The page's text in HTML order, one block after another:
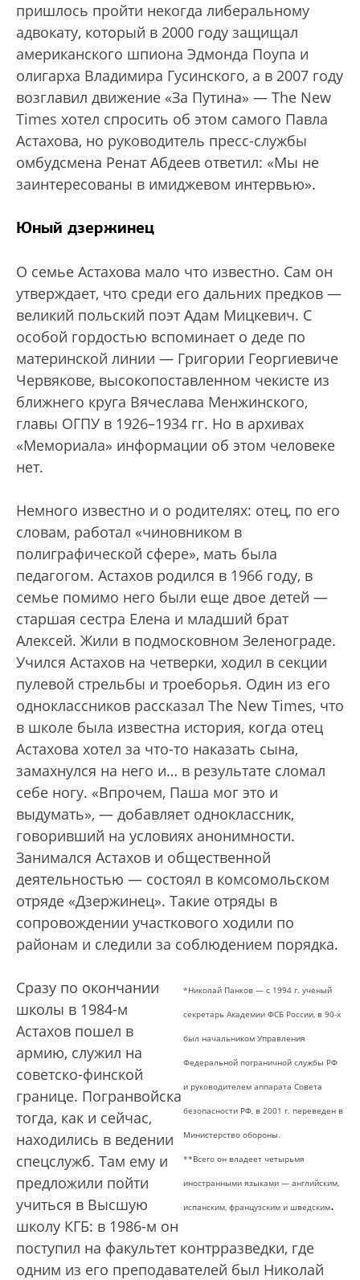
пришлось пройти некогда либеральному
адвокату, который в 2000 году защищал
американского шпиона Эдмонда Поупа и
олигарха Владимира Гусинского, а в 2007 году
возглавил движение «За Путина» — The New
Times хотел спросить об этом самого Павла
Астахова, но руководитель пресс-службы
омбудсмена Ренат Абдеев ответил: «Мы не
заинтересованы в имиджевом интервью».
Юный дзержинец
О семье Астахова мало что известно. Сам он
утверждает, что среди его дальних предков —
великий польский поэт Адам Мицкевич. С
особой гордостью вспоминает о деде по
материнской линии — Григории Георгиевиче
Червякове, высокопоставленном чекисте из
ближнего круга Вячеслава Менжинского,
главы ОГПУ в 1926–1934 гг. Но в архивах
«Мемориала» информации об этом человеке
нет.
Немного известно и о родителях: отец, по его
словам, работал «чиновником в
полиграфической сфере», мать была
педагогом. Астахов родился в 1966 году, в
семье помимо него были еще двое детей —
старшая сестра Елена и младший брат
Алексей. Жили в подмосковном Зеленограде.
Учился Астахов на четверки, ходил в секции
пулевой стрельбы и троеборья. Один из его
одноклассников рассказал The New Times, что
в школе была известна история, когда отец
Астахова хотел за что-то наказать сына,
замахнулся на него и… в результате сломал
себе ногу. «Впрочем, Паша мог это и
выдумать», — добавляет одноклассник,
говоривший на условиях анонимности.
Занимался Астахов и общественной
деятельностью — состоял в комсомольском
отряде «Дзержинец». Такие отряды в
сопровождении участкового ходили по
районам и следили за соблюдением порядка.
*Николай Панков — с 1994 г. ученый
секретарь Академии ФСБ России, в 90-х
был начальником Управления
Федеральной пограничной службы РФ
и руководителем аппарата Совета
безопасности РФ, в 2001 г. переведен в
Министерство обороны.
**Всего он владеет четырьмя
иностранными языками — английским,
испанским, французским и шведским.
Сразу по окончании
школы в 1984-м
Астахов пошел в
армию, служил на
советско-финской
границе. Погранвойска
тогда, как и сейчас,
находились в ведении
спецслужб. Там ему и
предложили пойти
учиться в Высшую
школу КГБ: в 1986-м он
поступил на факультет контрразведки, где
одним из его преподавателей был Николай